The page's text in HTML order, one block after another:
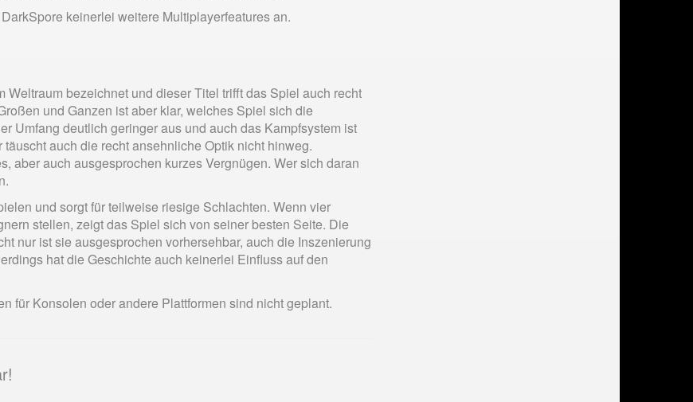
keinerlei weitere Multiplayerfeatures an.
bezeichnet und dieser Titel trifft das Spiel auch recht
und Ganzen ist aber klar, welches Spiel sich die
Umfang deutlich geringer aus und auch das Kampfsystem ist
auch die recht ansehnliche Optik nicht hinweg.
aber auch ausgesprochen kurzes Vergnügen. Wer sich daran
und sorgt für teilweise riesige Schlachten. Wenn vier
stellen, zeigt das Spiel sich von seiner besten Seite. Die
nur ist sie ausgesprochen vorhersehbar, auch die Inszenierung
hat die Geschichte auch keinerlei Einfluss auf den
für Konsolen oder andere Plattformen sind nicht geplant.